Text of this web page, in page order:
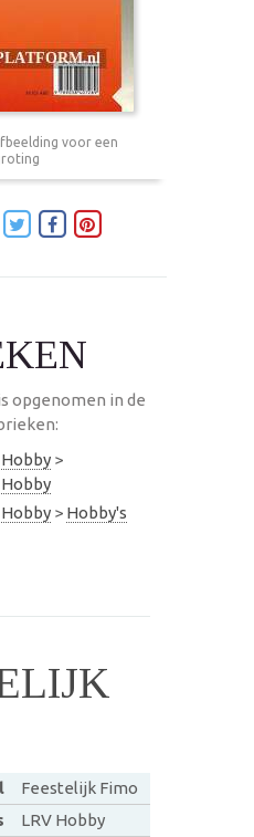
voor een
opgenomen in de
>
> Hobby's
Feestelijk Fimo
LRV Hobby